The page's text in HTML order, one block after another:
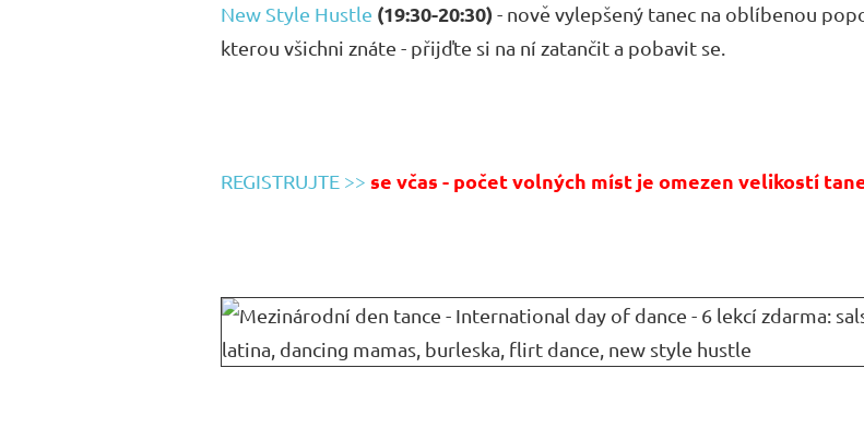
New Style Hustle (19:30-20:30)- nově vylepšený tanec na oblíbenou
kterou všichni znáte - přijďte si na ní zatančit a pobavit se.
REGISTRUJTE >> se včas - počet volných míst je omezen velikostí